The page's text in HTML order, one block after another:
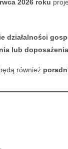
2026 roku
działalności
lub
również